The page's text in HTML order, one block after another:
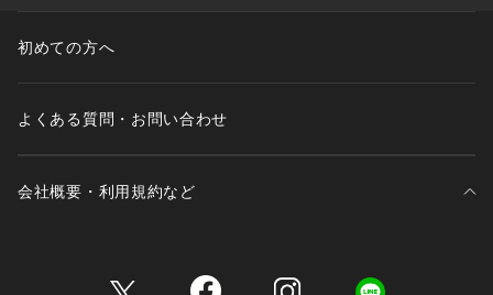
初めての方へ
よくある質問・お問い合わせ
会社概要・利用規約など